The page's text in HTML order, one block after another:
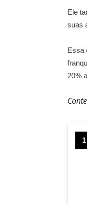
​Ele
suas
Essa
20%
1